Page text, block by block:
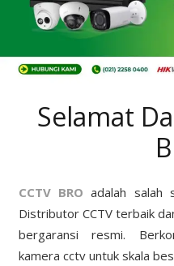
Selamat
CCTV BRO adalah salah
Distributor CCTV terbaik
bergaransi resmi.
kamera cctv untuk skala